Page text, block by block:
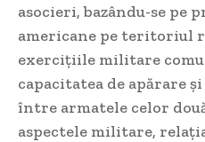
asocieri, bazându-se pe
americane pe teritoriul
exercițiile militare
capacitatea de apărare
între armatele celor
aspectele militare,